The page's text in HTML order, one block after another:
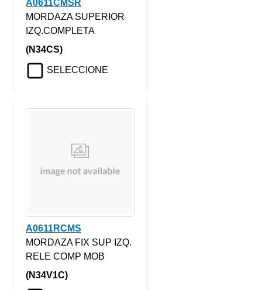
A0611CMSR
MORDAZA SUPERIOR
IZQ.COMPLETA
(N34CS)
SELECCIONE
A0611RCMS
MORDAZA FIX SUP IZQ.
RELE COMP MOB
(N34V1C)